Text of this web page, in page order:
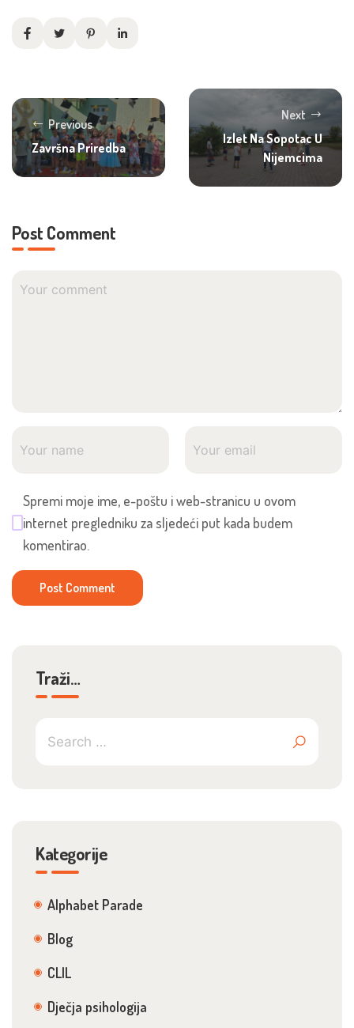
Previous
Završna Priredba
Next
Izlet Na Sopotac U
Nijemcima
Post Comment
Spremi moje ime, e-poštu i web-stranicu u ovom
internet pregledniku za sljedeći put kada budem
komentirao.
Traži…
Kategorije
Alphabet Parade
Blog
CLIL
Dječja psihologija